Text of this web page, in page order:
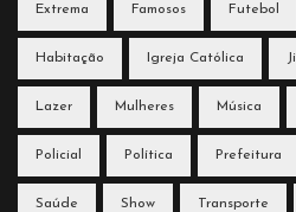
Extrema Famosos Futebol
Habitação Igreja Católica
Lazer Mulheres Música
Policial Política Prefeitura
Saúde Show Transporte